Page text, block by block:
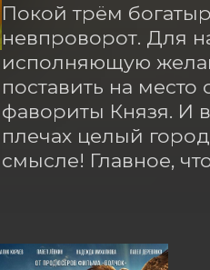
Покой трём
невпроворот. Для
исполняющую
поставить на
фавориты Князя. И
плечах целый
смысле! Главное,